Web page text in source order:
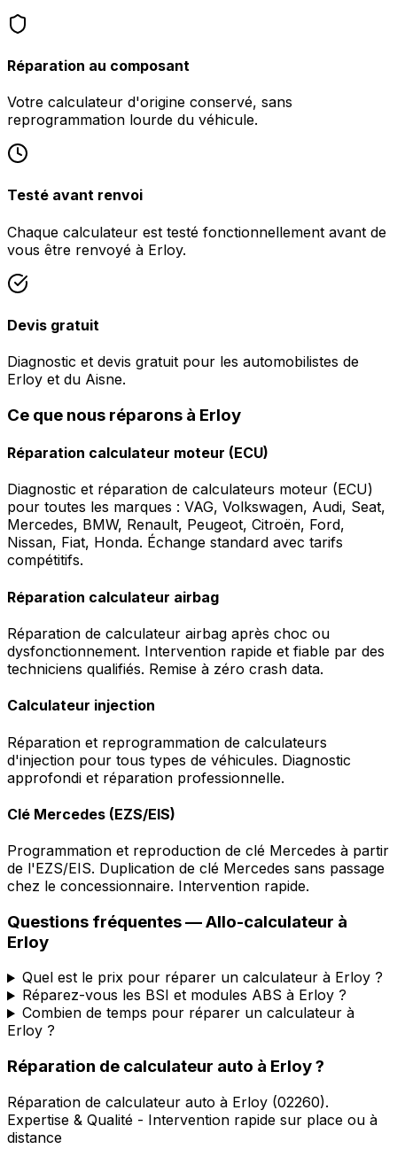
Réparation au composant
Votre calculateur d'origine conservé, sans
reprogrammation lourde du véhicule.
Testé avant renvoi
Chaque calculateur est testé fonctionnellement avant de
vous être renvoyé à Erloy.
Devis gratuit
Diagnostic et devis gratuit pour les automobilistes de
Erloy et du Aisne.
Ce que nous réparons à Erloy
Réparation calculateur moteur (ECU)
Diagnostic et réparation de calculateurs moteur (ECU)
pour toutes les marques : VAG, Volkswagen, Audi, Seat,
Mercedes, BMW, Renault, Peugeot, Citroën, Ford,
Nissan, Fiat, Honda. Échange standard avec tarifs
compétitifs.
Réparation calculateur airbag
Réparation de calculateur airbag après choc ou
dysfonctionnement. Intervention rapide et fiable par des
techniciens qualifiés. Remise à zéro crash data.
Calculateur injection
Réparation et reprogrammation de calculateurs
d'injection pour tous types de véhicules. Diagnostic
approfondi et réparation professionnelle.
Clé Mercedes (EZS/EIS)
Programmation et reproduction de clé Mercedes à partir
de l'EZS/EIS. Duplication de clé Mercedes sans passage
chez le concessionnaire. Intervention rapide.
Questions fréquentes —Allo-calculateur à
Erloy
Quel est le prix pour réparer un calculateur à Erloy ?
Réparez-vous les BSI et modules ABS à Erloy ?
Combien de temps pour réparer un calculateur à
Erloy ?
Réparation de calculateur auto à Erloy?
Réparation de calculateur auto à Erloy (02260).
Expertise & Qualité - Intervention rapide sur place ou à
distance